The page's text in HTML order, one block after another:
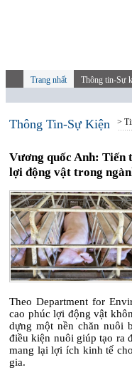
Trang nhất Thông tin-Sự
Thông Tin-Sự Kiện >
Vương quốc Anh: Tiến
lợi động vật trong
Theo Department for
cao phúc lợi động vật
dựng một nền chăn nuôi
điều kiện nuôi giúp tạo ra
mang lại lợi ích kinh tế
gia.